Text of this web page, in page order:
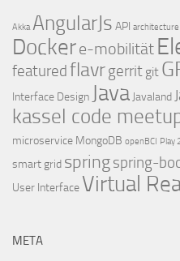
Akka AngularJs API architecture
Dockere-mobilität
featuredflavrgerrit git
Interface Design Java Javaland
kassel code
microservice MongoDB openBCI Play
smart grid springspring-
User Interface Virtual
META